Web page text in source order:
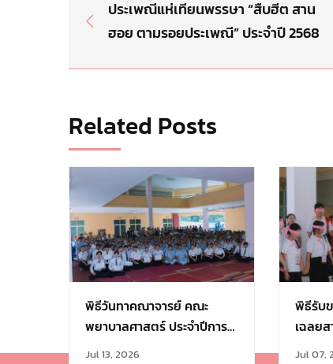
ประเพณีแห่เทียนพรรษา “สืบฮีต สาน
ฮอย ตามรอยประเพณี” ประจำปี 2568
Related Posts
พิธีวันทาคณาจารย์ คณะ
พยาบาลศาสตร์ ประจำปีการ
Jul 13, 2026
พิธีรับ
เฉลย
Jul 07,